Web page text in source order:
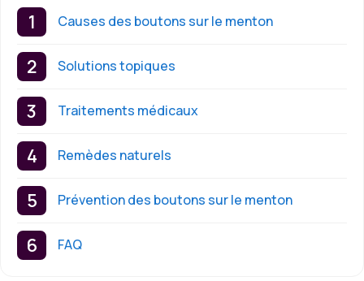
Causes des boutons sur le menton
Solutions topiques
Traitements médicaux
Remèdes naturels
Prévention des boutons sur le menton
FAQ